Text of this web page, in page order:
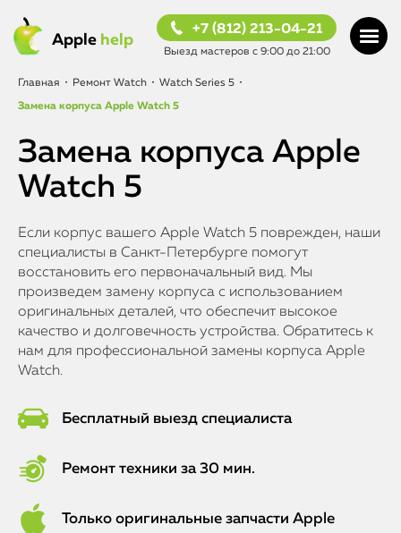
Apple help
+7 (812) 213-04-21
Выезд мастеров с 9:00 до 21:00
Главная • Ремонт Watch • Watch Series 5 •
Замена корпуса Apple Watch 5
Замена корпуса Apple
Watch 5
Если корпус вашего Apple Watch 5 поврежден, наши
специалисты в Санкт-Петербурге помогут
восстановить его первоначальный вид. Мы
произведем замену корпуса с использованием
оригинальных деталей, что обеспечит высокое
качество и долговечность устройства. Обратитесь к
нам для профессиональной замены корпуса Apple
Watch.
Бесплатный выезд специалиста
Ремонт техники за 30 мин.
Только оригинальные запчасти Apple